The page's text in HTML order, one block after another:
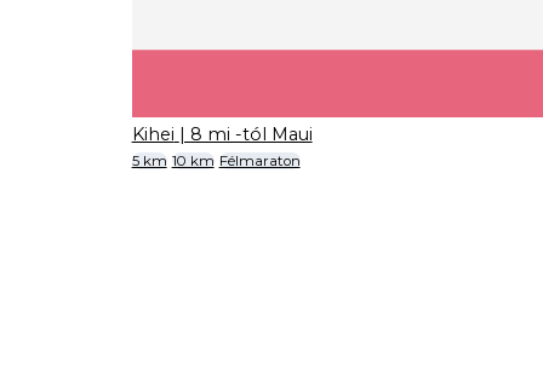
Kihei | 8 mi -tól Maui
5 km 10 km Félmaraton